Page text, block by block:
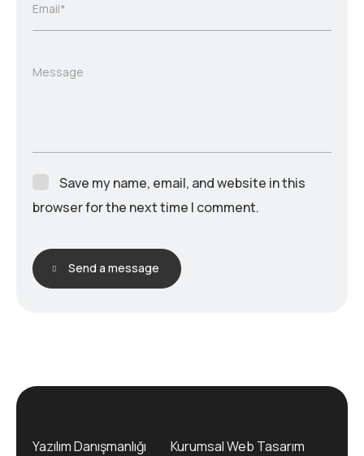
Email*
Message
Save my name, email, and website in this
browser for the next time I comment.
Send a message
Yazılım Danışmanlığı Kurumsal Web Tasarım